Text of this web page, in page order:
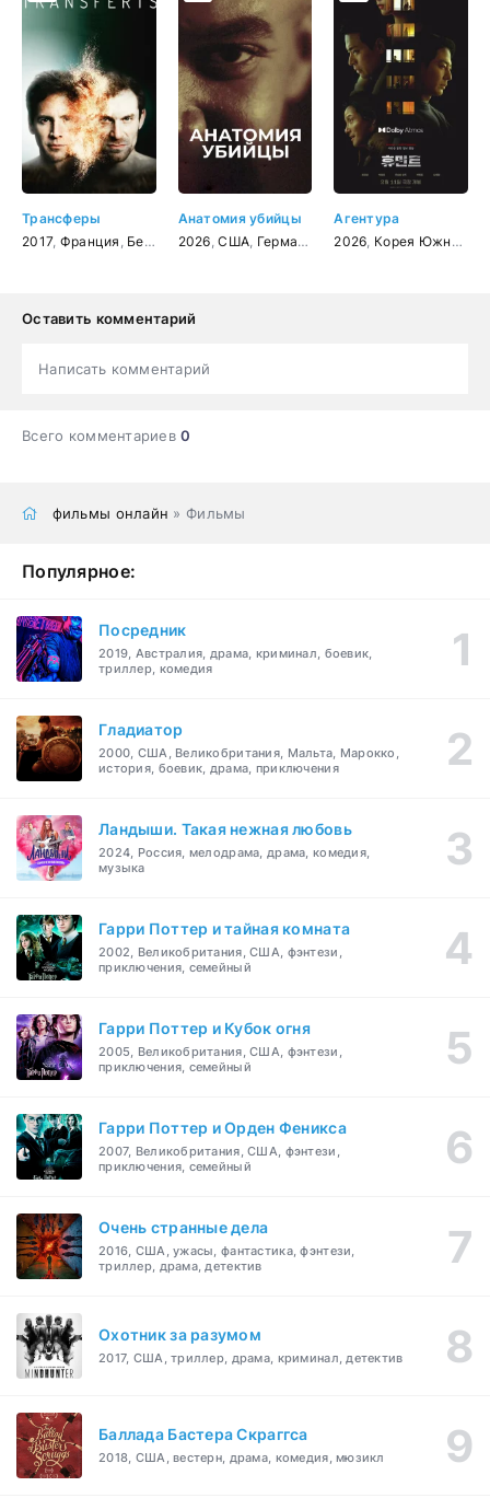
Трансферы
2017, Франция Бельгия ,фантастика,триллер
Анатомия убийцы
2026 ,США Германия документальный,
Агентура
2026 Корея Южная
Оставить комментарий
Написать комментарий
Всего комментариев0
фильмы онлайн » Фильмы
Популярное:
Посредник
2019, Австралия, драма, криминал, боевик,
триллер, комедия
Гладиатор
2000, США, Великобритания, Мальта, Марокко,
история, боевик, драма, приключения
Ландыши. Такая нежная любовь
2024, Россия, мелодрама, драма, комедия,
музыка
Гарри Поттер и тайная комната
2002, Великобритания, США, фэнтези,
приключения, семейный
Гарри Поттер и Кубок огня
2005, Великобритания, США, фэнтези,
приключения, семейный
Гарри Поттер и Орден Феникса
2007, Великобритания, США, фэнтези,
приключения, семейный
Очень странные дела
2016, США, ужасы, фантастика, фэнтези,
триллер, драма, детектив
Охотник за разумом
2017, США, триллер, драма, криминал, детектив
Баллада Бастера Скраггса
2018, США, вестерн, драма, комедия, мюзикл